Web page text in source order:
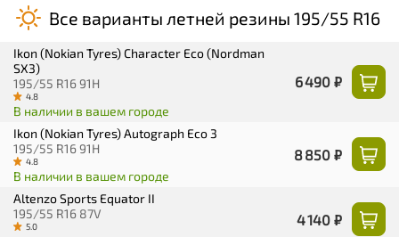
Все варианты летней резины 195/55 R16
Ikon (Nokian Tyres) Character Eco (Nordman
SX3)
195/55 R16 91H
4.8
В наличии в вашем городе
6 490 ₽
Ikon (Nokian Tyres) Autograph Eco 3
195/55 R16 91H
4.8
В наличии в вашем городе
8 850 ₽
Altenzo Sports Equator II
195/55 R16 87V
5.0 4 140 ₽